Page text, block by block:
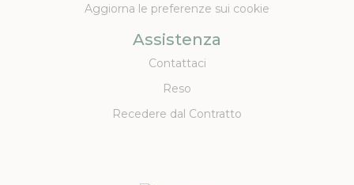
Aggiorna le preferenze sui cookie
Assistenza
Contattaci
Reso
Recedere dal Contratto